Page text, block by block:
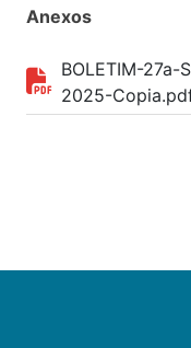
Anexos
BOLETIM-
2025-